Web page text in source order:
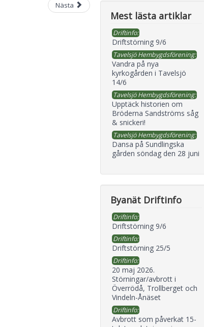
Nästa
Mest lästa artiklar
Driftinfo:
Driftstörning 9/6
Tavelsjö Hembygdsförening:
Vandra på nya
kyrkogården i Tavelsjö
14/6
Tavelsjö Hembygdsförening:
Upptäck historien om
Bröderna Sandströms såg
& snickeri!
Tavelsjö Hembygdsförening:
Dansa på Sundlingska
gården söndag den 28 juni
Byanät Driftinfo
Driftinfo:
Driftstörning 9/6
Driftinfo:
Driftstörning 25/5
Driftinfo:
20 maj 2026.
Störningar/avbrott i
Överrödå, Trollberget och
Vindeln-Ånäset
Driftinfo:
Avbrott som påverkat 15-